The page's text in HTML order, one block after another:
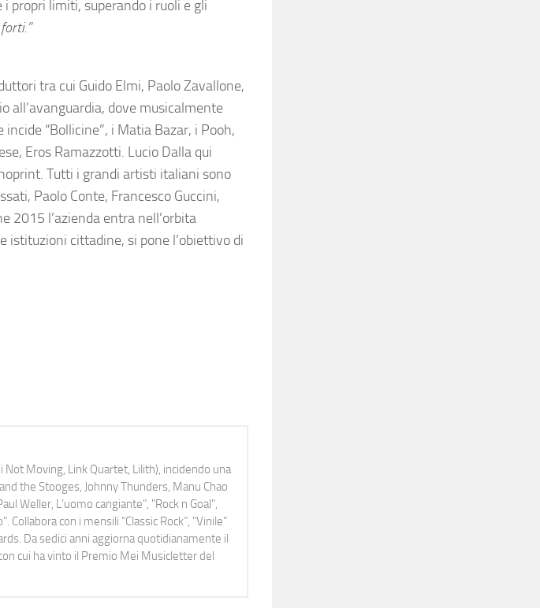
propri limiti, superando i ruoli e gli
tra cui Guido Elmi, Paolo Zavallone,
all’avanguardia, dove musicalmente
“Bollicine”, i Matia Bazar, i Pooh,
Eros Ramazzotti. Lucio Dalla qui
Tutti i grandi artisti italiani sono
Paolo Conte, Francesco Guccini,
2015 l’azienda entra nell’orbita
istituzioni cittadine, si pone l’obiettivo di
Moving, Link Quartet, Lilith), incidendo una
the Stooges, Johnny Thunders, Manu Chao
Weller, L’uomo cangiante", "Rock n Goal",
con i mensili “Classic Rock”, "Vinile"
Da sedici anni aggiorna quotidianamente il
cui ha vinto il Premio Mei Musicletter del